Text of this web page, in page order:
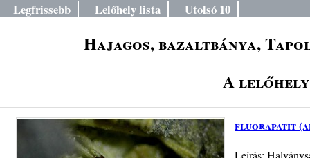
Legfrissebb
Lelőhely lista Utolsó 10
Hajagos, bazaltbánya,
A lelőhely
fluorapatit
Leírás: